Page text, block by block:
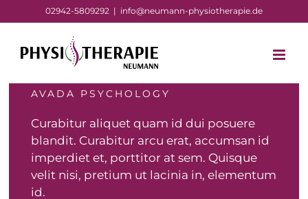
Inhalt
02942-5809292 | info@neumann-physiotherapie.de
AVADA PSYCHOLOGY
Curabitur aliquet quam id dui posuere
blandit. Curabitur arcu erat, accumsan id
imperdiet et, porttitor at sem. Quisque
velit nisi, pretium ut lacinia in, elementum
id.